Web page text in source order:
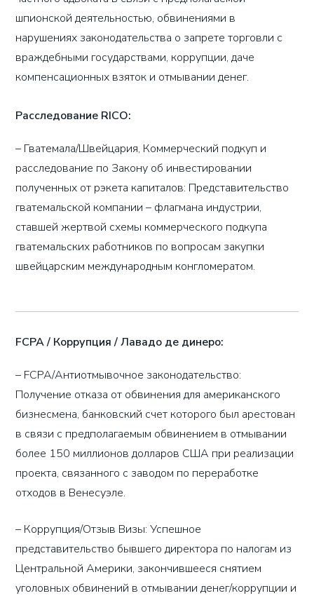
шпионской деятельностью, обвинениями в
нарушениях законодательства о запрете торговли с
враждебными государствами, коррупции, даче
компенсационных взяток и отмывании денег.
Расследование RICO:
– Гватемала/Швейцария, Коммерческий подкуп и
расследование по Закону об инвестировании
полученных от рэкета капиталов: Представительство
гватемальской компании – флагмана индустрии,
ставшей жертвой схемы коммерческого подкупа
гватемальских работников по вопросам закупки
швейцарским международным конгломератом.
FCPA / Коррупция / Лавадо де динеро:
– FCPA/Антиотмывочное законодательство:
Получение отказа от обвинения для американского
бизнесмена, банковский счет которого был арестован
в связи с предполагаемым обвинением в отмывании
более 150 миллионов долларов США при реализации
проекта, связанного с заводом по переработке
отходов в Венесуэле.
– Коррупция/Отзыв Визы: Успешное
представительство бывшего директора по налогам из
Центральной Америки, закончившееся снятием
уголовных обвинений в отмывании денег/коррупции и